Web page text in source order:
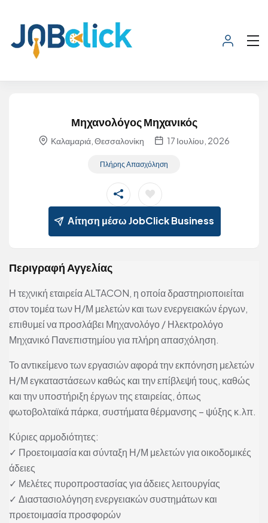
Μηχανολόγος Μηχανικός
Καλαμαριά, Θεσσαλονίκη 17 Ιουλίου, 2026
Πλήρης Απασχόληση
Αίτηση μέσω JobClick Business
Περιγραφή Αγγελίας
Η τεχνική εταιρεία ALTACON, η οποία δραστηριοποιείται
στον τομέα των Η/Μ μελετών και των ενεργειακών έργων,
επιθυμεί να προσλάβει Μηχανολόγο / Ηλεκτρολόγο
Μηχανικό Πανεπιστημίου για πλήρη απασχόληση.
Το αντικείμενο των εργασιών αφορά την εκπόνηση μελετών
Η/Μ εγκαταστάσεων καθώς και την επίβλεψή τους, καθώς
και την υποστήριξη έργων της εταιρείας, όπως
φωτοβολταϊκά πάρκα, συστήματα θέρμανσης – ψύξης κ.λπ.
Κύριες αρμοδιότητες:
✓ Προετοιμασία και σύνταξη Η/Μ μελετών για οικοδομικές
άδειες
✓ Μελέτες πυροπροστασίας για άδειες λειτουργίας
✓ Διαστασιολόγηση ενεργειακών συστημάτων και
προετοιμασία προσφορών